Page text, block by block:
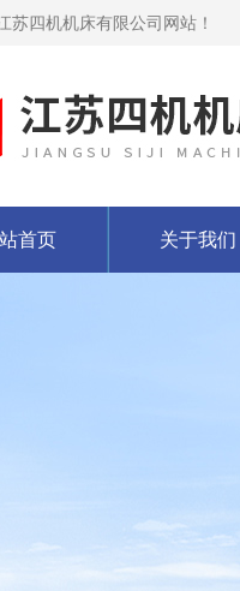
苏四机机床有限公司网站！
首页 关于我们